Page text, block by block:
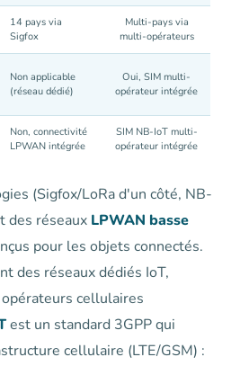
14 pays via
Sigfox
Multi-pays via
multi-opérateurs
Non applicable
(réseau dédié)
Oui, SIM multi-
opérateur intégrée
Non, connectivité
LPWAN intégrée
SIM NB-IoT multi-
opérateur intégrée
(Sigfox/LoRa d'un côté, NB-
des réseaux LPWAN basse
pour les objets connectés.
des réseaux dédiés IoT,
cellulaires
est un standard 3GPP qui
cellulaire (LTE/GSM) :